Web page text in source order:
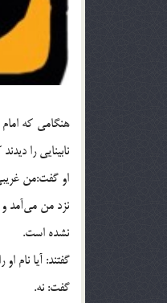
هنگامي كه
نابينايي را
او گفت:‌من
نزد من مي‌آمد
نشده است.
گفتند:‌ آيا نام
گفت: نه.